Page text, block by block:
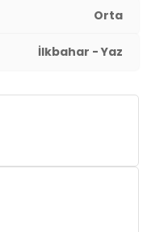
Orta
İlkbahar - Yaz